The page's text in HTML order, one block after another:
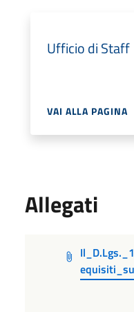
Ufficio di Staff
VAI ALLA PAGINA
Allegati